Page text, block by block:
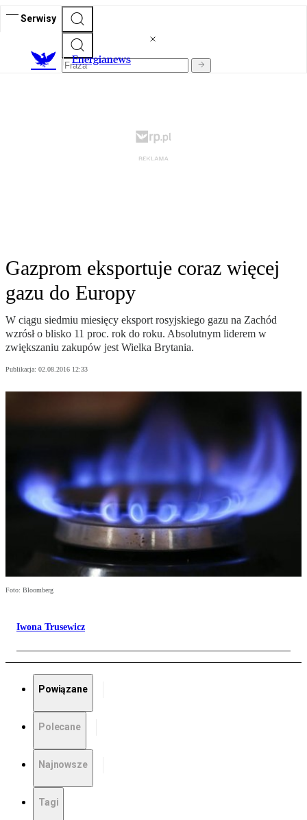
Serwisy
Energianews
Gazprom eksportuje coraz więcej
gazu do Europy
W ciągu siedmiu miesięcy eksport rosyjskiego gazu na Zachód
wzrósł o blisko 11 proc. rok do roku. Absolutnym liderem w
zwiększaniu zakupów jest Wielka Brytania.
Publikacja: 02.08.2016 12:33
Foto: Bloomberg
Iwona Trusewicz
Powiązane
Polecane
Najnowsze
Tagi